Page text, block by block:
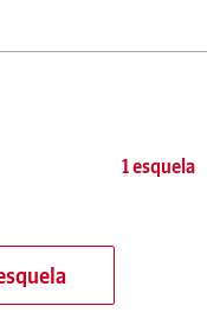
1 esquela